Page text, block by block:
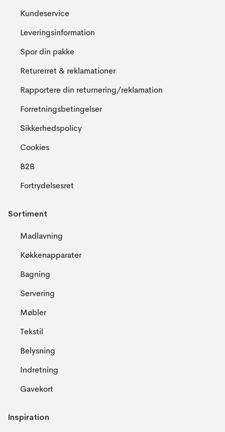
Kundeservice
Leveringsinformation
Spor din pakke
Returerret & reklamationer
Rapportere din returnering/reklamation
Forretningsbetingelser
Sikkerhedspolicy
Cookies
B2B
Fortrydelsesret
Sortiment
Madlavning
Køkkenapparater
Bagning
Servering
Møbler
Tekstil
Belysning
Indretning
Gavekort
Inspiration